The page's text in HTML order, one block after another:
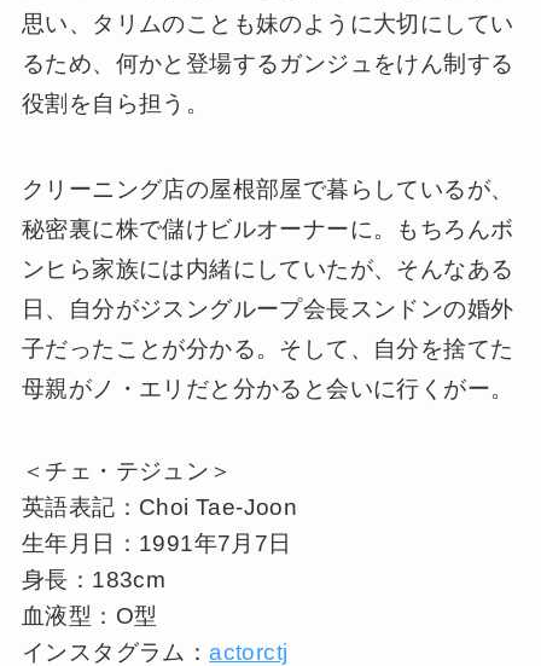
思い、タリムのことも妹のように大切にしてい
るため、何かと登場するガンジュをけん制する
役割を自ら担う。
クリーニング店の屋根部屋で暮らしているが、
秘密裏に株で儲けビルオーナーに。もちろんボ
ンヒら家族には内緒にしていたが、そんなある
日、自分がジスングループ会長スンドンの婚外
子だったことが分かる。そして、自分を捨てた
母親がノ・エリだと分かると会いに行くがー。
＜チェ・テジュン＞
英語表記：Choi Tae-Joon
生年月日：1991年7月7日
身長：183cm
血液型：O型
インスタグラム：actorctj